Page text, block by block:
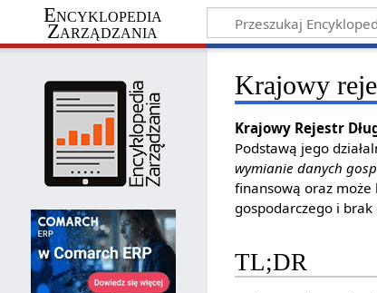
Encyklopedia
Zarządzania
Krajowy
Krajowy Rejestr
Podstawą jego
wymianie danych
finansową oraz
gospodarczego i
TL;DR